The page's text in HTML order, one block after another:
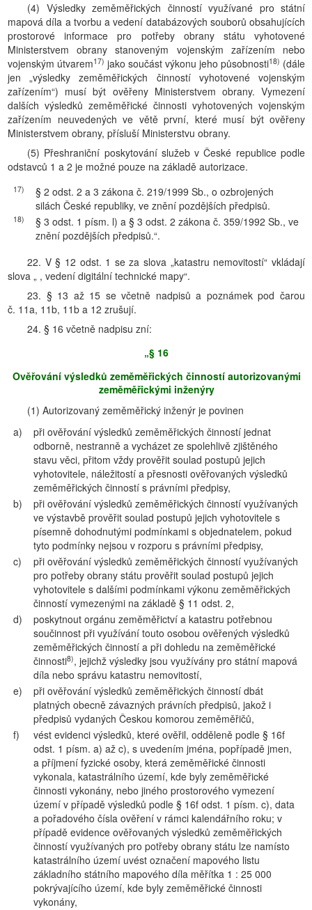
(4) Výsledky zeměměřických činností využívané pro státní
mapová díla a tvorbu a vedení databázových souborů obsahujících
prostorové informace pro potřeby obrany státu vyhotovené
Ministerstvem obrany stanoveným vojenským zařízením nebo
vojenským útvarem17) jako součást výkonu jeho působnosti18) (dále
jen „výsledky zeměměřických činností vyhotovené vojenským
zařízením“) musí být ověřeny Ministerstvem obrany. Vymezení
dalších výsledků zeměměřické činnosti vyhotovených vojenským
zařízením neuvedených ve větě první, které musí být ověřeny
Ministerstvem obrany, přísluší Ministerstvu obrany.
(5) Přeshraniční poskytování služeb v České republice podle
odstavců 1 a 2 je možné pouze na základě autorizace.
17)
§ 2 odst. 2 a 3 zákona č. 219/1999 Sb., o ozbrojených
silách České republiky, ve znění pozdějších předpisů.
18)
§ 3 odst. 1 písm. l) a § 3 odst. 2 zákona č. 359/1992 Sb., ve
znění pozdějších předpisů.“.
22. V § 12 odst. 1 se za slova „katastru nemovitostí“ vkládají
slova „ , vedení digitální technické mapy“.
23. § 13 až 15 se včetně nadpisů a poznámek pod čarou
č. 11a, 11b, 11b a 12 zrušují.
24. § 16 včetně nadpisu zní:
„§ 16
Ověřování výsledků zeměměřických činností autorizovanými
zeměměřickými inženýry
(1) Autorizovaný zeměměřický inženýr je povinen
a)
při ověřování výsledků zeměměřických činností jednat
odborně, nestranně a vycházet ze spolehlivě zjištěného
stavu věci, přitom vždy prověřit soulad postupů jejich
vyhotovitele, náležitostí a přesnosti ověřovaných výsledků
zeměměřických činností s právními předpisy,
b)
při ověřování výsledků zeměměřických činností využívaných
ve výstavbě prověřit soulad postupů jejich vyhotovitele s
písemně dohodnutými podmínkami s objednatelem, pokud
tyto podmínky nejsou v rozporu s právními předpisy,
c)
při ověřování výsledků zeměměřických činností využívaných
pro potřeby obrany státu prověřit soulad postupů jejich
vyhotovitele s dalšími podmínkami výkonu zeměměřických
činností vymezenými na základě § 11 odst. 2,
d)
poskytnout orgánu zeměměřictví a katastru potřebnou
součinnost při využívání touto osobou ověřených výsledků
zeměměřických činností a při dohledu na zeměměřické
činnosti8), jejichž výsledky jsou využívány pro státní mapová
díla nebo správu katastru nemovitostí,
e)
při ověřování výsledků zeměměřických činností dbát
platných obecně závazných právních předpisů, jakož i
předpisů vydaných Českou komorou zeměměřičů,
f)
vést evidenci výsledků, které ověřil, odděleně podle § 16f
odst. 1 písm. a) až c), s uvedením jména, popřípadě jmen,
a příjmení fyzické osoby, která zeměměřické činnosti
vykonala, katastrálního území, kde byly zeměměřické
činnosti vykonány, nebo jiného prostorového vymezení
území v případě výsledků podle § 16f odst. 1 písm. c), data
a pořadového čísla ověření v rámci kalendářního roku; v
případě evidence ověřovaných výsledků zeměměřických
činností využívaných pro potřeby obrany státu lze namísto
katastrálního území uvést označení mapového listu
základního státního mapového díla měřítka 1 : 25 000
pokrývajícího území, kde byly zeměměřické činnosti
vykonány,